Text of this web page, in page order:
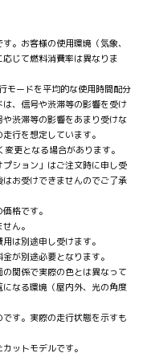
。お客様の使用環境（気象、
じて燃料消費率は異なりま
モードを平均的な使用時間配分
、信号や渋滞等の影響を受け
渋滞等の影響をあまり受けな
行を想定しています。
更となる場合があります。
ション」はご注文時に申し受
お受けできませんのでご了承
格です。
ん。
は別途申し受けます。
が別途必要となります。
関係で実際の色とは異なって
なる環境（屋内外、光の角度
す。実際の走行状態を示すも
ットモデルです。